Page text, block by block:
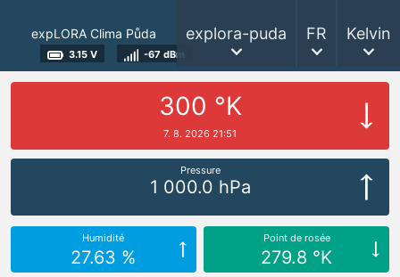
expLORA Clima Půda
3.15 V -67 dBm
explora-puda FR Kelvin
300 °K
7. 8. 2026 21:51
Pressure
1 000.0 hPa
Humidité
27.63 %
Point de rosée
279.8 °K